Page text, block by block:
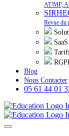
AT/MP,
Revue du
Blog
Nous Contacter
05 61 44 01